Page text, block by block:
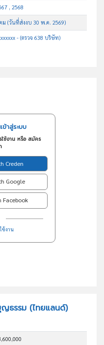
, 2568
ม (วันที่ส่งงบ 30 พ.ค. 2569)
- (ตรวจ 638 บริษัท)
าสู่ระบบ
ช้งาน หรือ สมัคร
Creden
Google
Facebook
ช้งาน
ธรรม (ไทยแลนด์)